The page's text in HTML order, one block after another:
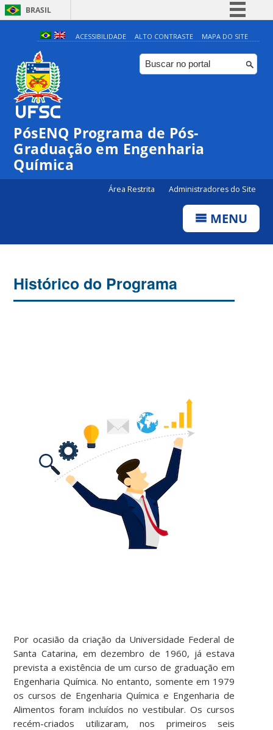
BRASIL
Simplifique!
Comunica BR
Participe
Canais
ACESSIBILIDADE ALTO CONTRASTE MAPA DO SITE
PósENQ Programa de Pós-
Graduação em Engenharia
Química
Área Restrita Administradores do Site
MENU
Histórico do Programa
Por ocasião da criação da Universidade Federal de
Santa Catarina, em dezembro de 1960, já estava
prevista a existência de um curso de graduação em
Engenharia Química. No entanto, somente em 1979
os cursos de Engenharia Química e Engenharia de
Alimentos foram incluídos no vestibular. Os cursos
recém-criados utilizaram, nos primeiros seis